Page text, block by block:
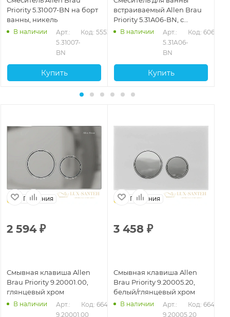
Priority 5.31007-BN на борт
ванны, никель
В наличии
Арт.:
5.31007-
BN
Код: 55530
Купить
встраиваемый Allen Brau
Priority 5.31A06-BN, с
внутренней частью,
никель брашированный
В наличии
Арт.:
5.31A06-
BN
Код: 60670
Купить
Германия
2 594₽
Смывная клавиша Allen
Brau Priority 9.20001.00,
глянцевый хром
В наличии
Арт.:
9.20001.00
Код: 66427
Германия
3 458 ₽
Смывная клавиша Allen
Brau Priority 9.20005.20,
белый/глянцевый хром
В наличии
Арт.:
9.20005.20
Код: 66431